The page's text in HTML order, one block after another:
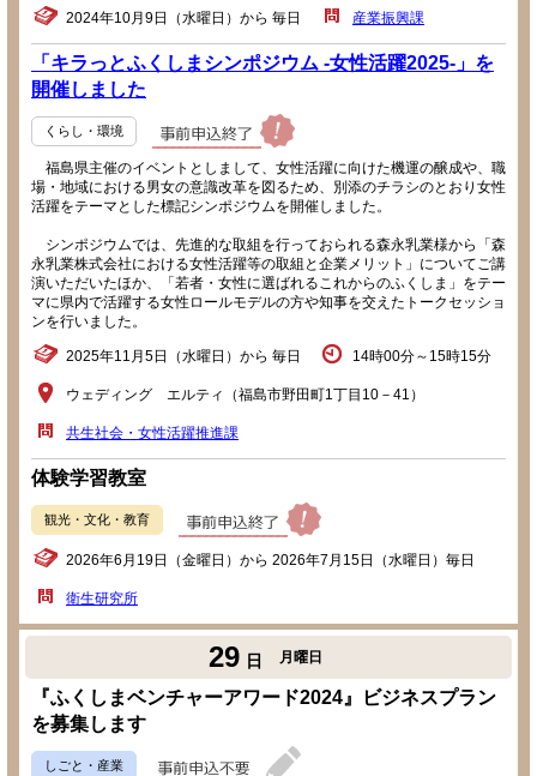
2024年10月9日（水曜日）から 毎日 産業振興課
「キラっとふくしまシンポジウム -女性活躍2025-」を
開催しました
くらし・環境
福島県主催のイベントとしまして、女性活躍に向けた機運の醸成や、職
場・地域における男女の意識改革を図るため、別添のチラシのとおり女性
活躍をテーマとした標記シンポジウムを開催しました。
シンポジウムでは、先進的な取組を行っておられる森永乳業様から「森
永乳業株式会社における女性活躍等の取組と企業メリット」についてご講
演いただいたほか、「若者・女性に選ばれるこれからのふくしま」をテー
マに県内で活躍する女性ロールモデルの方や知事を交えたトークセッショ
ンを行いました。
2025年11月5日（水曜日）から 毎日 14時00分～15時15分
ウェディング エルティ（福島市野田町1丁目10－41）
共生社会・女性活躍推進課
体験学習教室
観光・文化・教育
2026年6月19日（金曜日）から 2026年7月15日（水曜日）毎日
衛生研究所
29 日 月曜日
『ふくしまベンチャーアワード2024』ビジネスプラン
を募集します
しごと・産業